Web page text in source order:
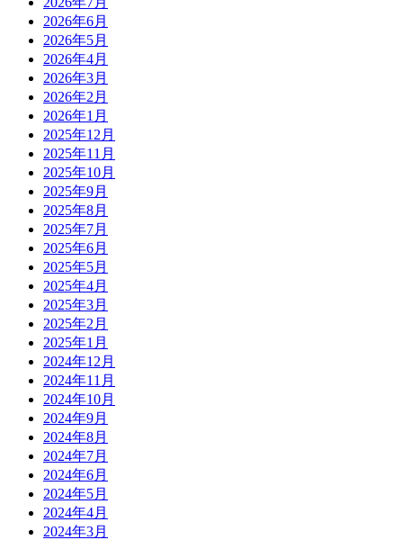
2026年6月
2026年5月
2026年4月
2026年3月
2026年2月
2026年1月
2025年12月
2025年11月
2025年10月
2025年9月
2025年8月
2025年7月
2025年6月
2025年5月
2025年4月
2025年3月
2025年2月
2025年1月
2024年12月
2024年11月
2024年10月
2024年9月
2024年8月
2024年7月
2024年6月
2024年5月
2024年4月
2024年3月